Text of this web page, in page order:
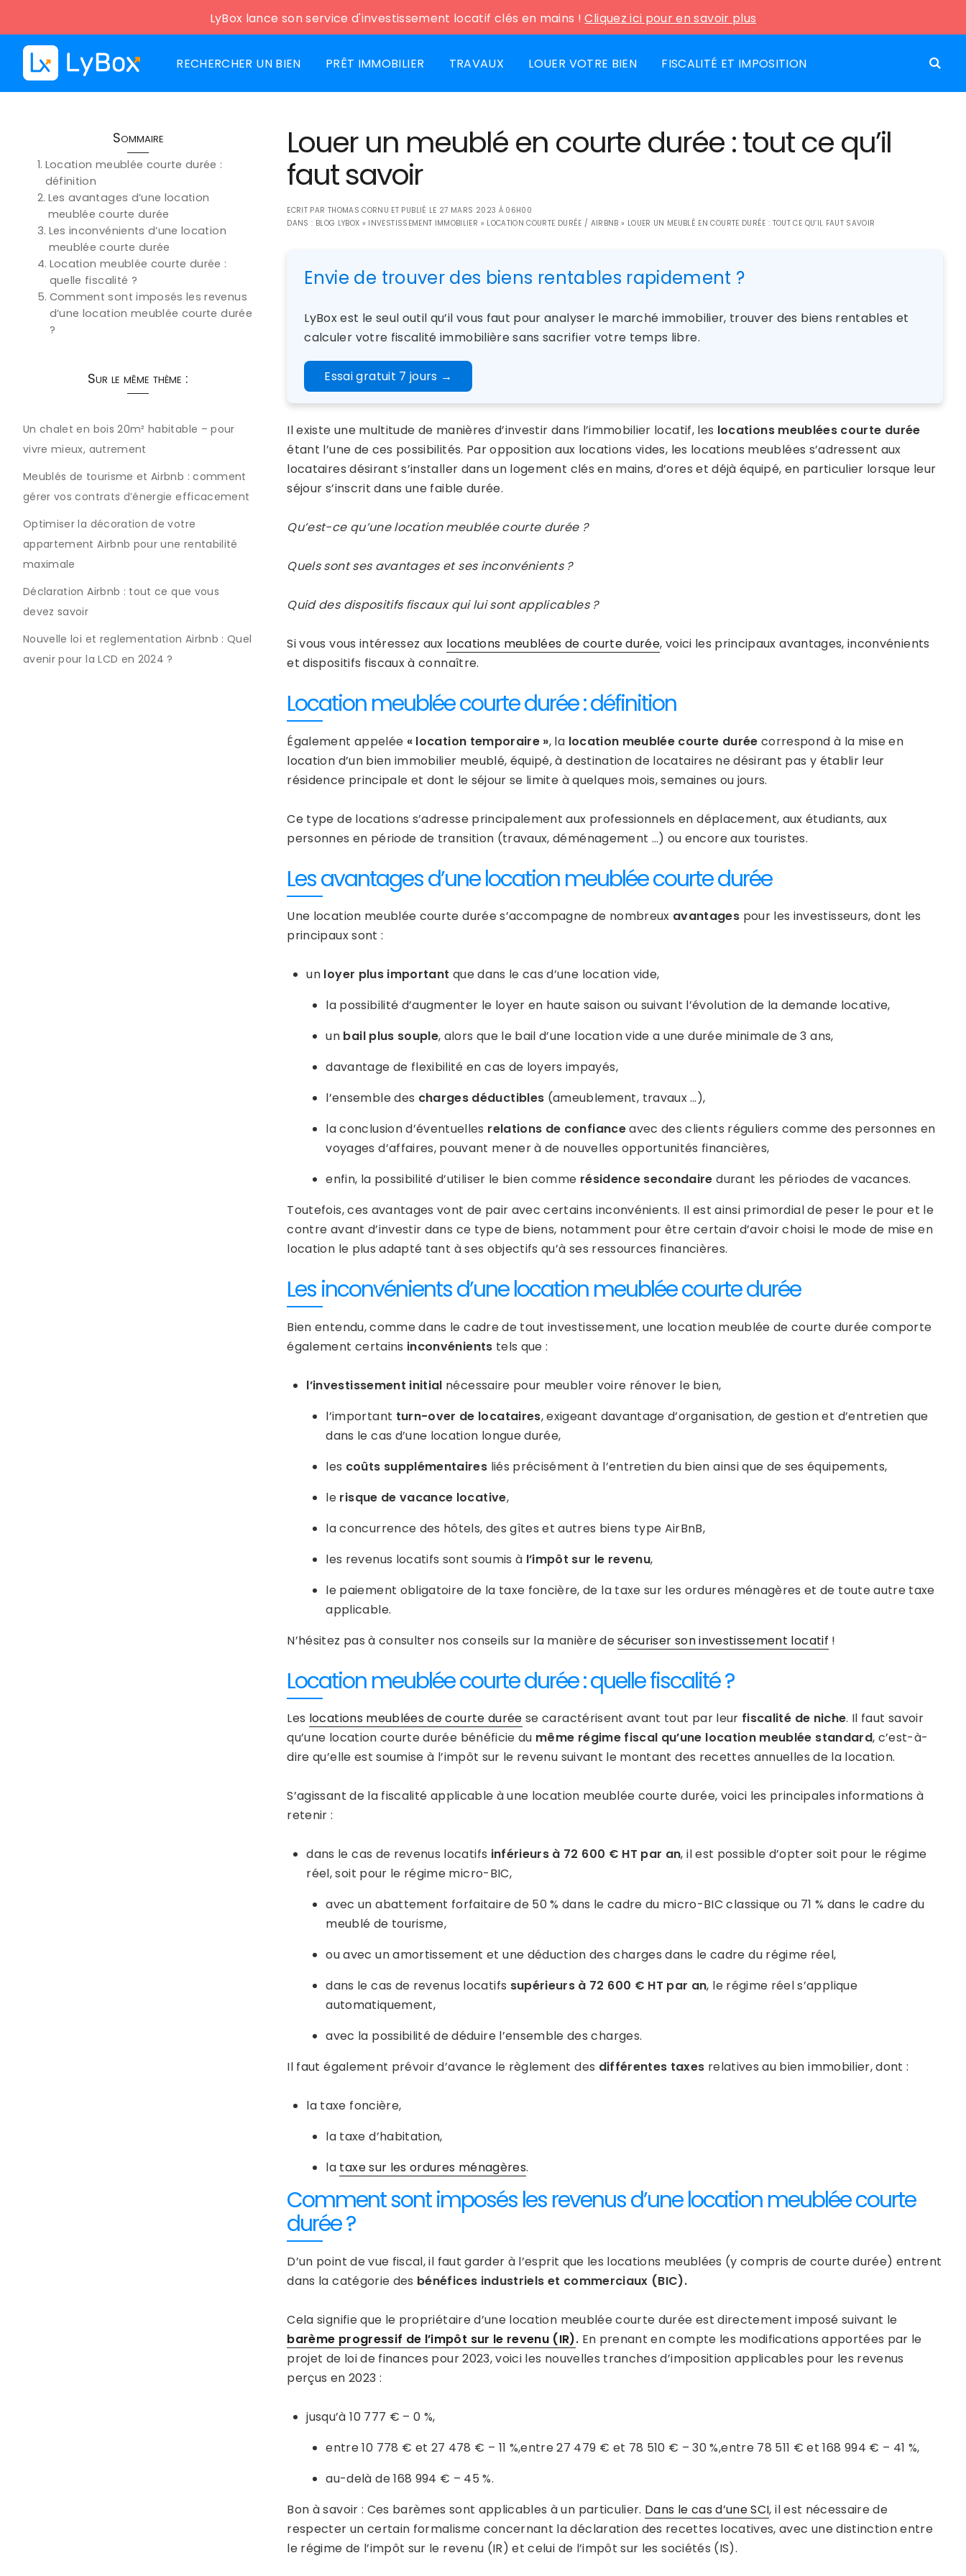
LyBox lance son service d'investissement locatif clés en mains !Cliquez ici pour en savoir plus
RECHERCHER UN BIEN PRÊT IMMOBILIER TRAVAUX LOUER VOTRE BIEN FISCALITÉ ET IMPOSITION
Louer un meublé en courte durée : tout ce qu’il
faut savoir
ECRIT PAR THOMAS CORNU ET PUBLIÉ LE 27 MARS 2023 À 06H00
DANS : BLOG LYBOX » INVESTISSEMENT IMMOBILIER » LOCATION COURTE DURÉE / AIRBNB » LOUER UN MEUBLÉ EN COURTE DURÉE : TOUT CE QU’IL FAUT SAVOIR
Envie de trouver des biens rentables rapidement ?
LyBox est le seul outil qu’il vous faut pour analyser le marché immobilier, trouver des biens rentables et
calculer votre fiscalité immobilière sans sacrifier votre temps libre.
Essai gratuit 7 jours →
Il existe une multitude de manières d’investir dans l’immobilier locatif, les locations meublées courte durée
étant l’une de ces possibilités. Par opposition aux locations vides, les locations meublées s’adressent aux
locataires désirant s’installer dans un logement clés en mains, d’ores et déjà équipé, en particulier lorsque leur
séjour s’inscrit dans une faible durée.
Qu’est-ce qu’une location meublée courte durée ?
Quels sont ses avantages et ses inconvénients ?
Quid des dispositifs fiscaux qui lui sont applicables ?
Si vous vous intéressez aux locations meublées de courte durée, voici les principaux avantages, inconvénients
et dispositifs fiscaux à connaître.
Location meublée courte durée : définition
Également appelée « location temporaire », la location meublée courte durée correspond à la mise en
location d’un bien immobilier meublé, équipé, à destination de locataires ne désirant pas y établir leur
résidence principale et dont le séjour se limite à quelques mois, semaines ou jours.
Ce type de locations s’adresse principalement aux professionnels en déplacement, aux étudiants, aux
personnes en période de transition (travaux, déménagement …) ou encore aux touristes.
Les avantages d’une location meublée courte durée
Une location meublée courte durée s’accompagne de nombreux avantages pour les investisseurs, dont les
principaux sont :
un loyer plus important que dans le cas d’une location vide,
la possibilité d’augmenter le loyer en haute saison ou suivant l’évolution de la demande locative,
un bail plus souple, alors que le bail d’une location vide a une durée minimale de 3 ans,
davantage de flexibilité en cas de loyers impayés,
l’ensemble des charges déductibles (ameublement, travaux …),
la conclusion d’éventuelles relations de confianceavec des clients réguliers comme des personnes en
voyages d’affaires, pouvant mener à de nouvelles opportunités financières,
enfin, la possibilité d’utiliser le bien comme résidence secondaire durant les périodes de vacances.
Toutefois, ces avantages vont de pair avec certains inconvénients. Il est ainsi primordial de peser le pour et le
contre avant d’investir dans ce type de biens, notamment pour être certain d’avoir choisi le mode de mise en
location le plus adapté tant à ses objectifs qu’à ses ressources financières.
Les inconvénients d’une location meublée courte durée
Bien entendu, comme dans le cadre de tout investissement, une location meublée de courte durée comporte
également certains inconvénients tels que :
l’investissement initial nécessaire pour meubler voire rénover le bien,
l’important turn-over de locataires, exigeant davantage d’organisation, de gestion et d’entretien que
dans le cas d’une location longue durée,
les coûts supplémentaires liés précisément à l’entretien du bien ainsi que de ses équipements,
le risque de vacance locative,
la concurrence des hôtels, des gîtes et autres biens type AirBnB,
les revenus locatifs sont soumis à l’impôt sur le revenu,
le paiement obligatoire de la taxe foncière, de la taxe sur les ordures ménagères et de toute autre taxe
applicable.
N’hésitez pas à consulter nos conseils sur la manière desécuriser son investissement locatif !
Location meublée courte durée : quelle fiscalité ?
Les locations meublées de courte durée se caractérisent avant tout par leur fiscalité de niche. Il faut savoir
qu’une location courte durée bénéficie du même régime fiscal qu’une location meublée standard, c’est-à-
dire qu’elle est soumise à l’impôt sur le revenu suivant le montant des recettes annuelles de la location.
S’agissant de la fiscalité applicable à une location meublée courte durée, voici les principales informations à
retenir :
dans le cas de revenus locatifs inférieurs à 72 600 € HT par an, il est possible d’opter soit pour le régime
réel, soit pour le régime micro-BIC,
avec un abattement forfaitaire de 50 % dans le cadre du micro-BIC classique ou 71 % dans le cadre du
meublé de tourisme,
ou avec un amortissement et une déduction des charges dans le cadre du régime réel,
dans le cas de revenus locatifs supérieurs à 72 600 € HT par an, le régime réel s’applique
automatiquement,
avec la possibilité de déduire l’ensemble des charges.
Il faut également prévoir d’avance le règlement des différentes taxes relatives au bien immobilier, dont :
la taxe foncière,
la taxe d’habitation,
la taxe sur les ordures ménagères.
Comment sont imposés les revenus d’une location meublée courte
durée ?
D’un point de vue fiscal, il faut garder à l’esprit que les locations meublées (y compris de courte durée) entrent
dans la catégorie des bénéfices industriels et commerciaux (BIC).
Cela signifie que le propriétaire d’une location meublée courte durée est directement imposé suivant le
barème progressif de l’impôt sur le revenu (IR). En prenant en compte les modifications apportées par le
projet de loi de finances pour 2023, voici les nouvelles tranches d’imposition applicables pour les revenus
perçus en 2023 :
jusqu’à 10 777 € – 0 %,
entre 10 778 € et 27 478 € – 11 %,entre 27 479 € et 78 510 € – 30 %,entre 78 511 € et 168 994 € – 41 %,
au-delà de 168 994 € – 45 %.
Bon à savoir : Ces barèmes sont applicables à un particulier. Dans le cas d’une SCI, il est nécessaire de
respecter un certain formalisme concernant la déclaration des recettes locatives, avec une distinction entre
le régime de l’impôt sur le revenu (IR) et celui de l’impôt sur les sociétés (IS).
Sommaire
Location meublée courte durée :
définition
Les avantages d’une location
meublée courte durée
Les inconvénients d’une location
meublée courte durée
Location meublée courte durée :
quelle fiscalité ?
Comment sont imposés les revenus
d’une location meublée courte durée
?
Sur le même thème :
Un chalet en bois 20m² habitable – pour
vivre mieux, autrement
Meublés de tourisme et Airbnb : comment
gérer vos contrats d’énergie efficacement
Optimiser la décoration de votre
appartement Airbnb pour une rentabilité
maximale
Déclaration Airbnb : tout ce que vous
devez savoir
Nouvelle loi et reglementation Airbnb : Quel
avenir pour la LCD en 2024 ?